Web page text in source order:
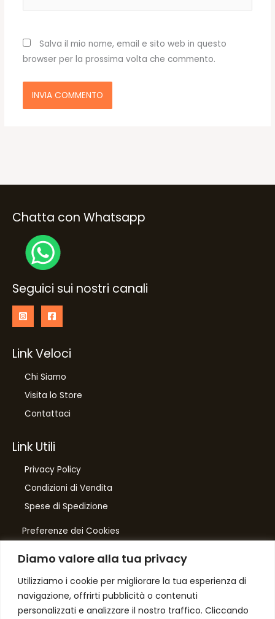
Diamo valore alla tua privacy
Utilizziamo i cookie per migliorare la tua esperienza di
navigazione, offrirti pubblicità o contenuti
personalizzati e analizzare il nostro traffico. Cliccando
web
Salva il mio nome, email e sito web in questo
browser per la prossima volta che commento.
Chatta con Whatsapp
Seguici sui nostri canali
Link Veloci
Chi Siamo
Visita lo Store
Contattaci
Link Utili
Privacy Policy
Condizioni di Vendita
Spese di Spedizione
Preferenze dei Cookies
Number One
di Domenico Toccacieli
Via G. Mazzini 5/C
61033 FERMIGNANO PU